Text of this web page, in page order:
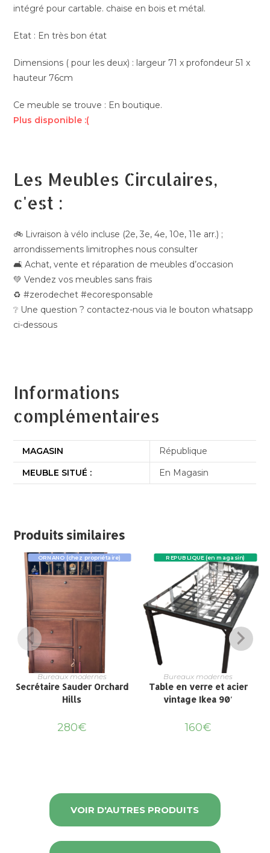
intégré pour cartable. chaise en bois et métal.
Etat : En très bon état
Dimensions ( pour les deux) : largeur 71 x profondeur 51 x
hauteur 76cm
Ce meuble se trouve : En boutique.
Plus disponible :(
Les Meubles Circulaires,
c'est :
🚲 Livraison à vélo incluse (2e, 3e, 4e, 10e, 11e arr.) ;
arrondissements limitrophes nous consulter
🛋️ Achat, vente et réparation de meubles d’occasion
💚 Vendez vos meubles sans frais
♻️ #zerodechet #ecoresponsable
❔ Une question ? contactez-nous via le bouton whatsapp
ci-dessous
Informations
complémentaires
MAGASIN
République
MEUBLE SITUÉ :
En Magasin
Produits similaires
ORNANO (chez propriétaire)
Bureaux modernes
Secrétaire Sauder Orchard
Hills
280€
REPUBLIQUE (en magasin)
Bureaux modernes
Table en verre et acier
vintage Ikea 90′
160€
VOIR D'AUTRES PRODUITS